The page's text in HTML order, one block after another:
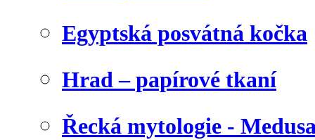
Egyptská posvátná kočka
Hrad – papírové tkaní
Řecká mytologie -